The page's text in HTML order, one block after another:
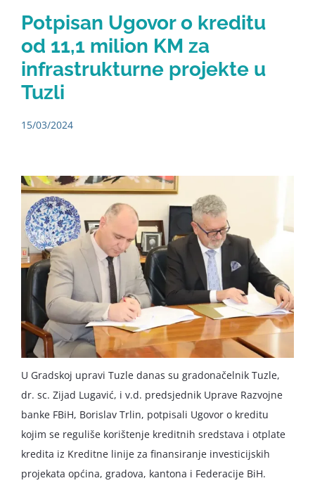
Potpisan Ugovor o kreditu
od 11,1 milion KM za
infrastrukturne projekte u
Tuzli
15/03/2024
U Gradskoj upravi Tuzle danas su gradonačelnik Tuzle,
dr. sc. Zijad Lugavić, i v.d. predsjednik Uprave Razvojne
banke FBiH, Borislav Trlin, potpisali Ugovor o kreditu
kojim se reguliše korištenje kreditnih sredstava i otplate
kredita iz Kreditne linije za finansiranje investicijskih
projekata općina, gradova, kantona i Federacije BiH.